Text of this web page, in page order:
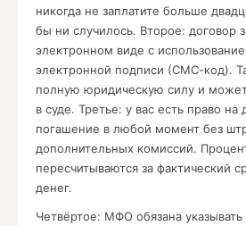
никогда не заплатите больше
бы ни случилось. Второе: договор
электронном виде с
электронной подписи (СМС-код).
полную юридическую силу и
в суде. Третье: у вас есть право на
погашение в любой момент без
дополнительных комиссий.
пересчитываются за фактический
денег.
Четвёртое: МФО обязана